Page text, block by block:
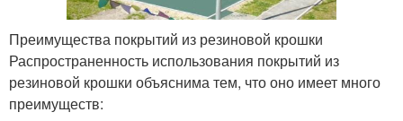
Преимущества покрытий из резиновой крошки
Распространенность использования покрытий из
резиновой крошки объяснима тем, что оно имеет много
преимуществ: